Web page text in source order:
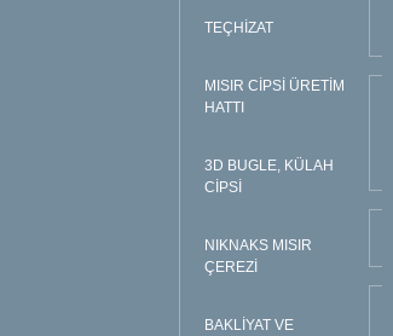
TEÇHİZAT
MISIR CİPSİ ÜRETİM
HATTI
3D BUGLE, KÜLAH
CİPSİ
NIKNAKS MISIR
ÇEREZİ
BAKLİYAT VE